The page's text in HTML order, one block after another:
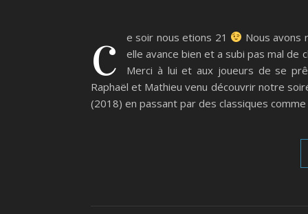
c e soir nous etions 21
Nous avons
elle avance bien et a subi pas mal
Merci à lui et aux joueurs de se
Raphaël et Mathieu venu découvrir notre
(2018) en passant par des classiques